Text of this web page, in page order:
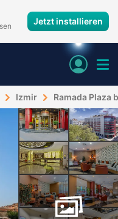
Jetzt installieren
Izmir Ramada Plaza